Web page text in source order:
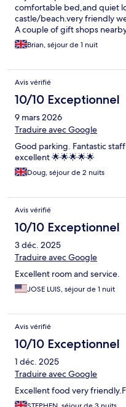
comfortable bed,and quiet
castle/beach.very friendly
A couple of gift shops
restaurants. Overall an
Brian, séjour de 1 nuit
Avis vérifié
10/10 Exceptionnel
9 mars 2026
Traduire avec Google
Good parking. Fantastic
excellent 🌟🌟🌟🌟🌟
Doug, séjour de 2 nuits
Avis vérifié
10/10 Exceptionnel
3 déc. 2025
Traduire avec Google
Excellent room and service.
JOSE LUIS, séjour de 1 nuit
Avis vérifié
10/10 Exceptionnel
1 déc. 2025
Traduire avec Google
Excellent food very